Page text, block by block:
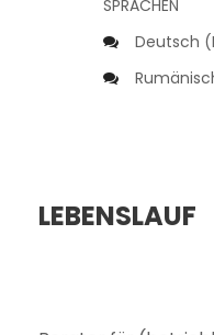
SPRACHEN
Deutsch
LEBENSLAUF